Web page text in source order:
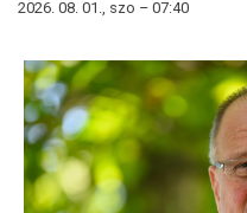
2026. 08. 01., szo – 07:40